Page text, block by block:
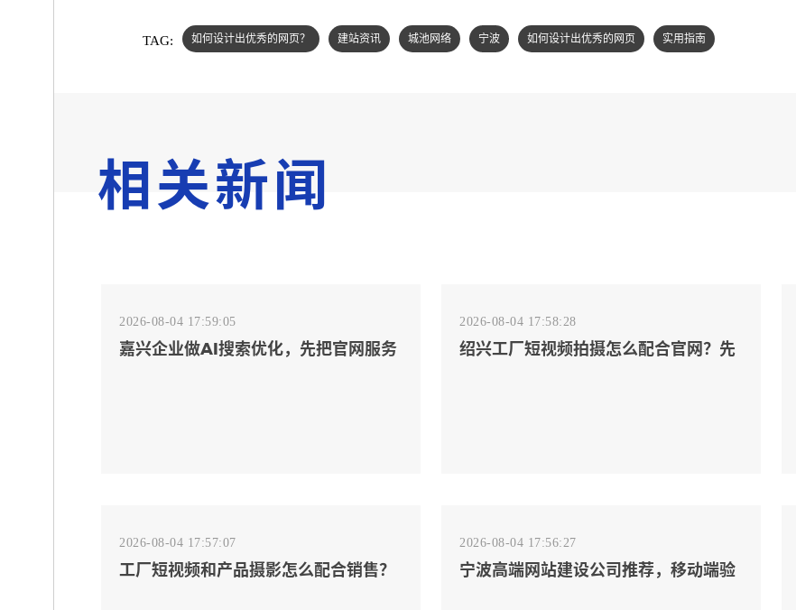
TAG: 如何设计出优秀的网页？ 建站资讯 城池网络 宁波 如何设计出优秀的网页 实用指南
相关新闻
2026-08-04 17:59:05
嘉兴企业做AI搜索优化，先把官网服务
2026-08-04 17:58:28
绍兴工厂短视频拍摄怎么配合官网？先
2026-08-04 17:57:07
工厂短视频和产品摄影怎么配合销售？
2026-08-04 17:56:27
宁波高端网站建设公司推荐，移动端验